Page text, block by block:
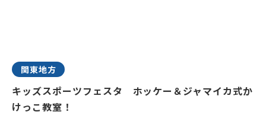
関東地方
キッズスポーツフェスタ ホッケー＆ジャマイカ式か
けっこ教室！